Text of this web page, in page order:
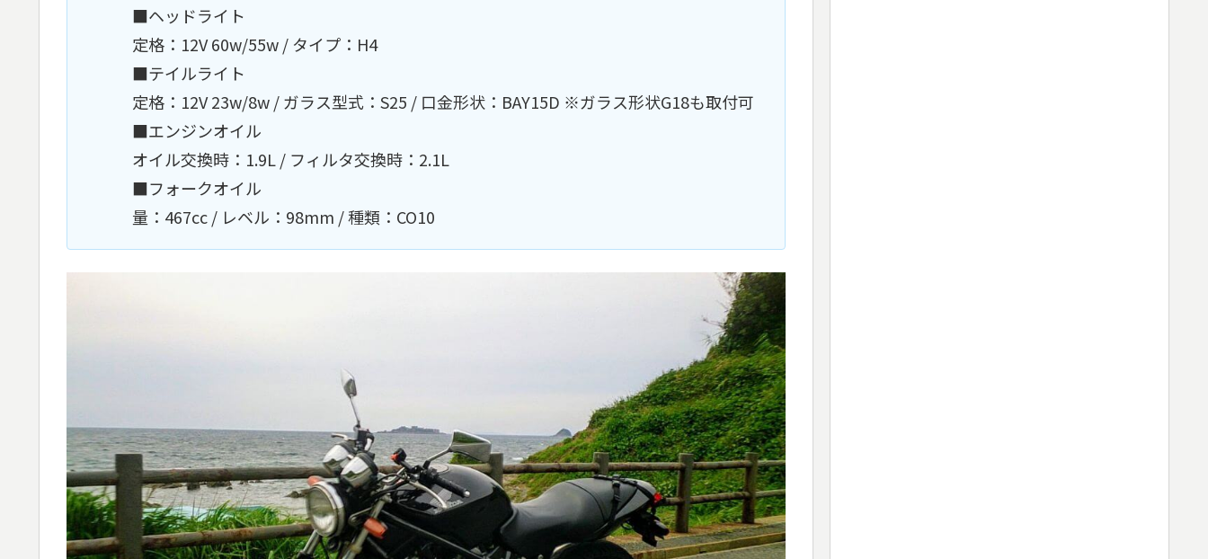
■ヘッドライト
定格：12V 60w/55w / タイプ：H4
■テイルライト
定格：12V 23w/8w / ガラス型式：S25 / 口金形状：BAY15D ※ガラス形状G18も取付可
■エンジンオイル
オイル交換時：1.9L / フィルタ交換時：2.1L
■フォークオイル
量：467cc / レベル：98mm / 種類：CO10